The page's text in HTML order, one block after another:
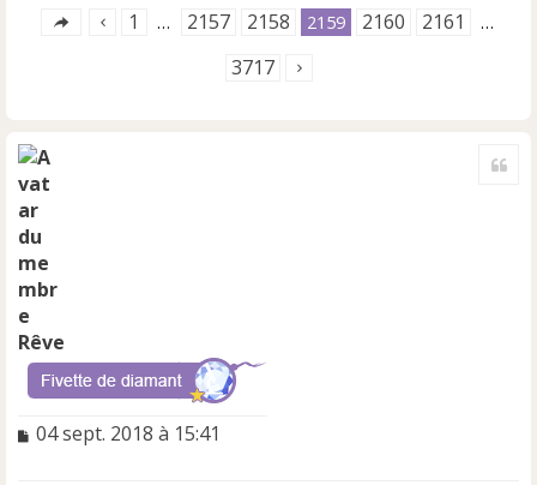
1 … 2157 2158 2159 2160 2161 …
3717
Rêve
M
04 sept. 2018 à 15:41